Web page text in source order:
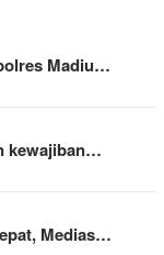
Madiu…
kewajiban…
Medias…